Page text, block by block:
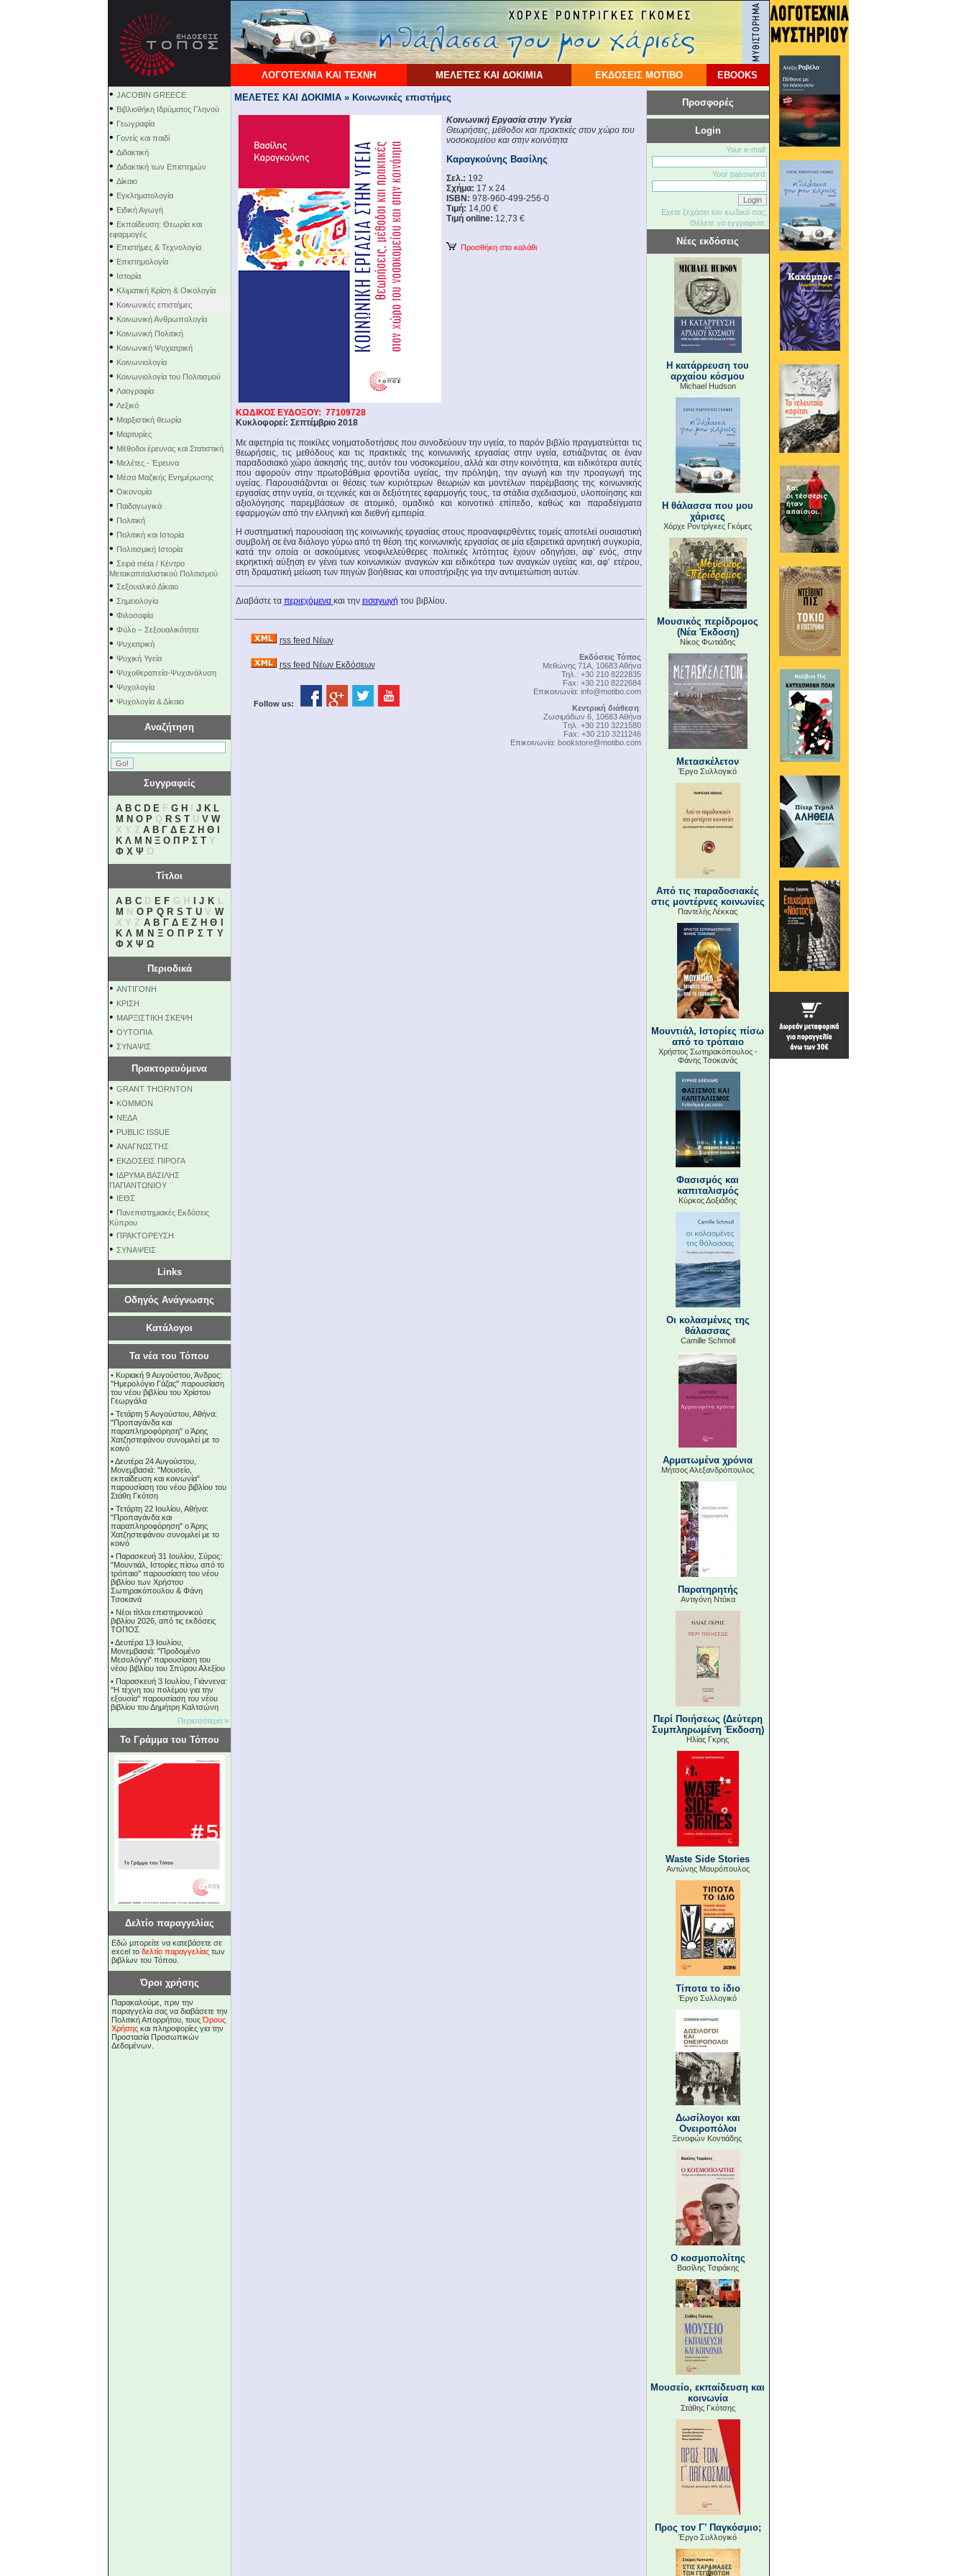
ΛΟΓΟΤΕΧΝΙΑ ΚΑΙ ΤΕΧΝΗ ΜΕΛΕΤΕΣ ΚΑΙ ΔΟΚΙΜΙΑ ΕΚΔΟΣΕΙΣ ΜΟΤΙΒΟ EBOOKS
• JACOBIN GREECE
• Βιβλιοθήκη Ιδρύματος Γληνού
• Γεωγραφία
• Γονείς και παιδί
• Διδακτική
• Διδακτική των Επιστημών
• Δίκαιο
• Εγκληματολογία
• Ειδική Αγωγή
• Εκπαίδευση: Θεωρία και
εφαρμογές
• Επιστήμες & Τεχνολογία
• Επιστημολογία
• Ιστορία
• Κλιματική Κρίση & Οικολογία
• Κοινωνικές επιστήμες
• Κοινωνική Ανθρωπολογία
• Κοινωνική Πολιτική
• Κοινωνική Ψυχιατρική
• Κοινωνιολογία
• Κοινωνιολογία του Πολιτισμού
• Λαογραφία
• Λεξικό
• Μαρξιστική θεωρία
• Μαρτυρίες
• Μέθοδοι έρευνας και Στατιστική
• Μελέτες - Έρευνα
• Μέσα Μαζικής Ενημέρωσης
• Οικονομία
• Παιδαγωγικά
• Πολιτική
• Πολιτική και Ιστορία
• Πολιτισμική Ιστορία
• Σειρά mέta / Κέντρο
Μετακαπιταλιστικού Πολιτισμού
• Σεξουαλικό Δίκαιο
• Σημειολογία
• Φιλοσοφία
• Φύλο – Σεξουαλικότητα
• Ψυχιατρική
• Ψυχική Υγεία
• Ψυχοθεραπεία-Ψυχανάλυση
• Ψυχολογία
• Ψυχολογία & Δίκαιο
Αναζήτηση
Συγγραφείς
A B C D EF G H J K L
M N O PQ R S TU V W
X Y Z Α Β Γ Δ Ε Ζ Η Θ
Κ Λ Μ Ν Ξ Ο Π Ρ Σ ΤΥ
Φ Χ Ψ Ω
Τίτλοι
A B CD E F G H J KL
M N O P Q R S T UV W
X Y Z Α Β Γ Δ Ε Ζ Η Θ
Κ Λ Μ Ν Ξ Ο Π Ρ Σ Τ Υ
Φ Χ Ψ Ω
Περιοδικά
• ΑΝΤΙΓΟΝΗ
• ΚΡΙΣΗ
• ΜΑΡΞΙΣΤΙΚΗ ΣΚΕΨΗ
• ΟΥΤΟΠΙΑ
• ΣΥΝΑΨΙΣ
Πρακτορευόμενα
• GRANT THORNTON
• KOMMON
• NEΔΑ
• PUBLIC ISSUE
• ΑΝΑΓΝΩΣΤΗΣ
• ΕΚΔΟΣΕΙΣ ΠΙΡΟΓΑ
• ΙΔΡΥΜΑ ΒΑΣΙΛΗΣ
ΠΑΠΑΝΤΩΝΙΟΥ
• ΙΕΘΣ
• Πανεπιστημιακές Εκδόσεις
Κύπρου
• ΠΡΑΚΤΟΡΕΥΣΗ
• ΣΥΝΑΨΕΙΣ
Links
Οδηγός Ανάγνωσης
Κατάλογοι
Τα νέα του Τόπου
• Κυριακή 9 Αυγούστου, Άνδρος:
"Ημερολόγιο Γάζας" παρουσίαση
του νέου βιβλίου του Χρίστου
Γεωργάλα
• Τετάρτη 5 Αυγούστου, Αθήνα:
"Προπαγάνδα και
παραπληροφόρηση" ο Άρης
Χατζηστεφάνου συνομιλεί με το
κοινό
•Δευτέρα 24 Αυγούστου,
Μονεμβασιά: "Μουσείο,
εκπαίδευση και κοινωνία"
παρουσίαση του νέου βιβλίου του
Στάθη Γκότση
• Τετάρτη 22 Ιουλίου, Αθήνα:
"Προπαγάνδα και
παραπληροφόρηση" ο Άρης
Χατζηστεφάνου συνομιλεί με το
κοινό
• Παρασκευή 31 Ιουλίου, Σύρος:
"Μουντιάλ, Ιστορίες πίσω από το
τρόπαιο" παρουσίαση του νέου
βιβλίου των Χρήστου
Σωτηρακόπουλου & Φάνη
Τσοκανά
• Νέοι τίτλοι επιστημονικού
βιβλίου 2026, από τις εκδόσεις
ΤΟΠΟΣ
•Δευτέρα 13 Ιουλίου,
Μονεμβασιά: "Προδομένο
Μεσολόγγι" παρουσίαση του
νέου βιβλίου του Σπύρου Αλεξίου
• Παρασκευή 3 Ιουλίου, Γιάννενα:
"Η τέχνη του πολέμου για την
εξουσία" παρουσίαση του νέου
βιβλίου του Δημήτρη Καλτσώνη
Περισσότερα »
Το Γράμμα του Τόπου
Δελτίο παραγγελίας
Εδώ μπορείτε να κατεβάσετε σε
excel το δελτίο παραγγελίαςτων
βιβλίων του Τόπου.
Όροι χρήσης
Παρακαλούμε, πριν την
παραγγελία σας να διαβάσετε την
Πολιτική Απορρήτου, τουςΌρους
Χρήσηςκαι πληροφορίες για την
Προστασία Προσωπικών
Δεδομένων.
ΜΕΛΕΤΕΣ ΚΑΙ ΔΟΚΙΜΙΑ » Κοινωνικές επιστήμες
Κοινωνική Εργασία στην Υγεία
Θεωρήσεις, μέθοδοι και πρακτικές στον χώρο του
νοσοκομείου και στην κοινότητα
Καραγκούνης Βασίλης
Σελ.: 192
Σχήμα: 17 x 24
ISBN: 978-960-499-256-0
Τιμή: 14,00 €
Τιμή online: 12,73 €
Προσθήκη στο καλάθι
ΚΩΔΙΚΟΣ ΕΥΔΟΞΟΥ: 77109728
Κυκλοφορεί: Σεπτέμβριο 2018
Με αφετηρία τις ποικίλες νοηματοδοτήσεις που συνοδεύουν την υγεία, το παρόν βιβλίο πραγματεύεται τις
θεωρήσεις, τις μεθόδους και τις πρακτικές της κοινωνικής εργασίας στην υγεία, εστιάζοντας σε έναν
παραδοσιακό χώρο άσκησής της, αυτόν του νοσοκομείου, αλλά και στην κοινότητα, και ειδικότερα αυτές
που αφορούν στην πρωτοβάθμια φροντίδα υγείας, την πρόληψη, την αγωγή και την προαγωγή της
υγείας. Παρουσιάζονται οι θέσεις των κυριότερων θεωριών και μοντέλων παρέμβασης της κοινωνικής
εργασίας στην υγεία, οι τεχνικές και οι δεξιότητες εφαρμογής τους, τα στάδια σχεδιασμού, υλοποίησης και
αξιολόγησης παρεμβάσεων σε ατομικό, ομαδικό και κοινοτικό επίπεδο, καθώς και παραδείγματα
εφαρμογών από την ελληνική και διεθνή εμπειρία.
Η συστηματική παρουσίαση της κοινωνικής εργασίας στους προαναφερθέντες τομείς αποτελεί ουσιαστική
συμβολή σε ένα διάλογο γύρω από τη θέση της κοινωνικής εργασίας σε μία εξαιρετικά αρνητική συγκυρία,
κατά την οποία οι ασκούμενες νεοφιλελεύθερες πολιτικές λιτότητας έχουν οδηγήσει, αφʽ ενός, στην
εκρηκτική αύξηση εν γένει των κοινωνικών αναγκών και ειδικότερα των αναγκών υγείας και, αφʽ ετέρου,
στη δραματική μείωση των πηγών βοήθειας και υποστήριξης για την αντιμετώπιση αυτών.
Διαβάστε τα περιεχόμενα και την εισαγωγή του βιβλίου.
rss feed Νέων
rss feed Νέων Εκδόσεων
Follow us:
Εκδόσεις Τόπος
Μεθώνης 71Α, 10683 Αθήνα
Τηλ.: +30 210 8222835
Fax: +30 210 8222684
Επικοινωνία: info@motibo.com
Κεντρική διάθεση:
Zωσιμάδων 6, 10683 Αθήνα
Tηλ. +30 210 3221580
Fax: +30 210 3211246
Επικοινωνία: bookstore@motibo.com
Προσφορές
Login
Your e-mail:
Your password:
Εχετε ξεχάσει τον κωδικό σας;
Θέλετε να εγγραφείτε;
Νέες εκδόσεις
Η κατάρρευση του
αρχαίου κόσμου
Michael Hudson
Η θάλασσα που μου
χάρισες
Χόρχε Ροντρίγκες Γκόμες
Μουσικός περίδρομος
(Νέα Έκδοση)
Νίκος Φωτιάδης
Μετασκέλετον
Έργο Συλλογικό
Από τις παραδοσιακές
στις μοντέρνες κοινωνίες
Παντελής Λέκκας
Μουντιάλ, Ιστορίες πίσω
από το τρόπαιο
Χρήστος Σωτηρακόπουλος -
Φάνης Τσοκανάς
Φασισμός και
καπιταλισμός
Κύρκος Δοξιάδης
Οι κολασμένες της
θάλασσας
Camille Schmoll
Αρματωμένα χρόνια
Μήτσος Αλεξανδρόπουλος
Παρατηρητής
Αντιγόνη Ντόκα
Περί Ποιήσεως (Δεύτερη
Συμπληρωμένη Έκδοση)
Ηλίας Γκρης
Waste Side Stories
Αντώνης Μαυρόπουλος
Τίποτα το ίδιο
Έργο Συλλογικό
Δωσίλογοι και
Ονειροπόλοι
Ξενοφών Κοντιάδης
Ο κοσμοπολίτης
Βασίλης Τσιράκης
Μουσείο, εκπαίδευση και
κοινωνία
Στάθης Γκότσης
Προς τον Γ’ Παγκόσμιο;
Έργο Συλλογικό